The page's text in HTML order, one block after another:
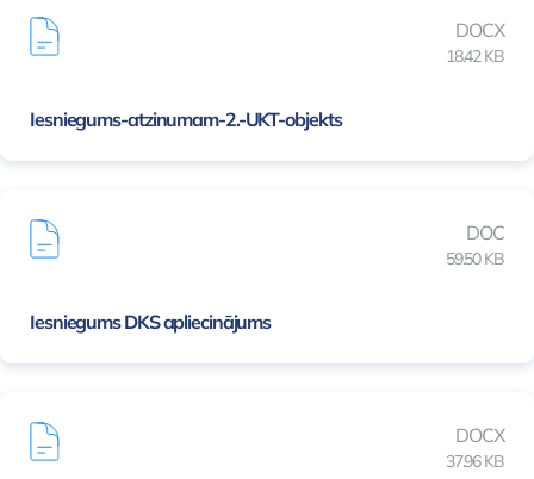
DOCX
18.42 KB
Iesniegums-atzinumam-2.-UKT-objekts
DOC
59.50 KB
Iesniegums DKS apliecinājums
DOCX
37.96 KB